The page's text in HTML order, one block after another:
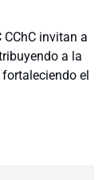
CChC invitan a
a la
el